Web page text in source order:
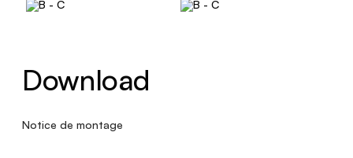
Download
Notice de montage